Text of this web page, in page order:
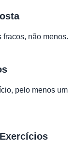
fracos, não menos.
pelo menos um